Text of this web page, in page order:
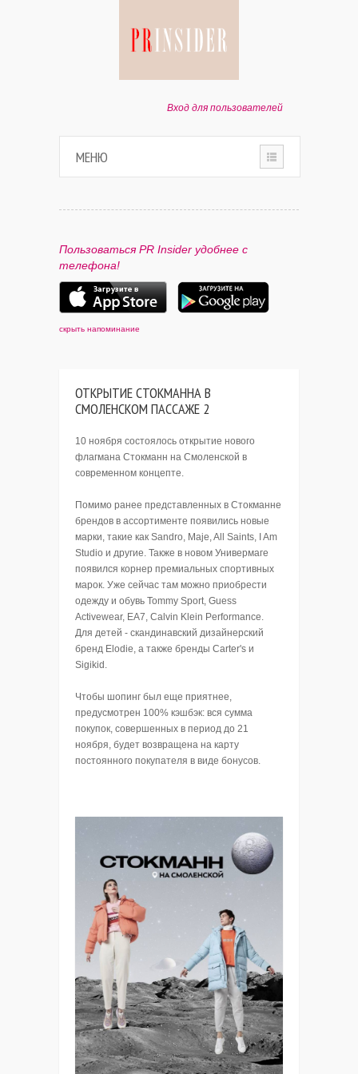
Вход для пользователей
МЕНЮ
ПАРТНЕРАМ
КОНТАКТЫ
Пользоваться PR Insider удобнее с
телефона!
скрыть напоминание
ОТКРЫТИЕ СТОКМАННА В
СМОЛЕНСКОМ ПАССАЖЕ 2
10 ноября состоялось открытие нового
флагмана Стокманн на Смоленской в
современном концепте.
Помимо ранее представленных в Стокманне
брендов в ассортименте появились новые
марки, такие как Sandro, Maje, All Saints, I Am
Studio и другие. Также в новом Универмаге
появился корнер премиальных спортивных
марок. Уже сейчас там можно приобрести
одежду и обувь Tommy Sport, Guess
Activewear, EA7, Calvin Klein Performance.
Для детей - скандинавский дизайнерский
бренд Elodie, а также бренды Carter's и
Sigikid.
Чтобы шопинг был еще приятнее,
предусмотрен 100% кэшбэк: вся сумма
покупок, совершенных в период до 21
ноября, будет возвращена на карту
постоянного покупателя в виде бонусов.